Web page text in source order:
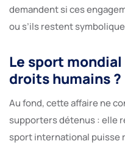
demandent si ces
ou s’ils restent
Le sport
droits humains ?
Au fond, cette affaire ne
supporters détenus : elle
sport international puisse